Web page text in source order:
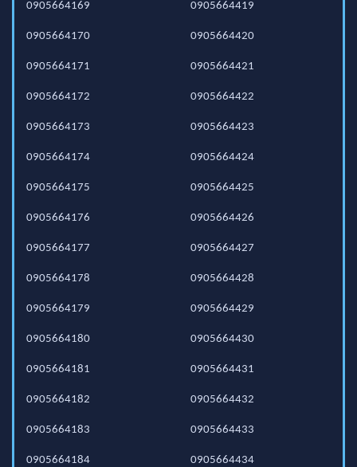
0905664169
0905664170
0905664171
0905664172
0905664173
0905664174
0905664175
0905664176
0905664177
0905664178
0905664179
0905664180
0905664181
0905664182
0905664183
0905664184
0905664419
0905664420
0905664421
0905664422
0905664423
0905664424
0905664425
0905664426
0905664427
0905664428
0905664429
0905664430
0905664431
0905664432
0905664433
0905664434